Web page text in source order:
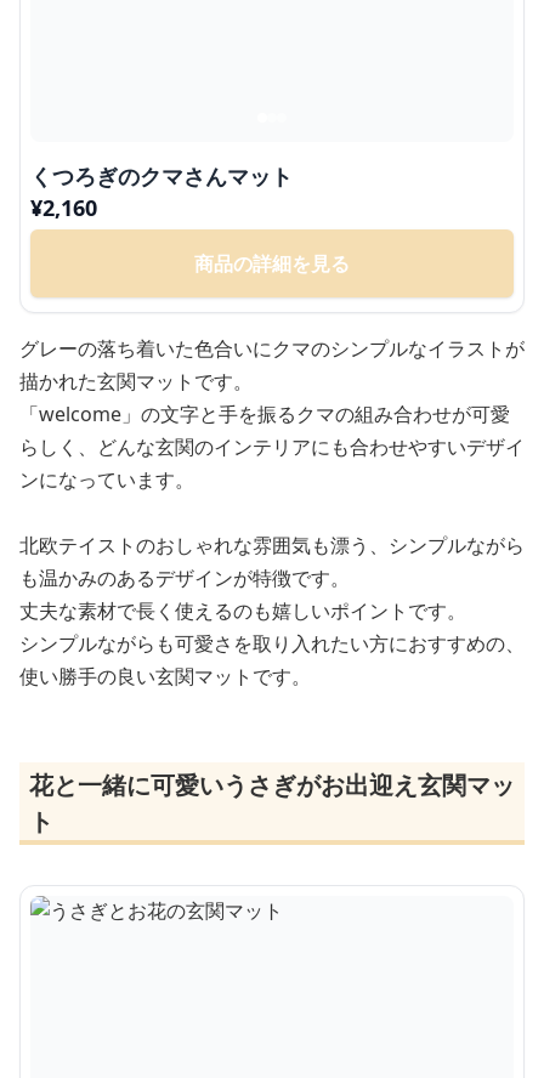
くつろぎのクマさんマット
¥2,160
商品の詳細を見る
グレーの落ち着いた色合いにクマのシンプルなイラストが
描かれた玄関マットです。
「welcome」の文字と手を振るクマの組み合わせが可愛
らしく、どんな玄関のインテリアにも合わせやすいデザイ
ンになっています。
北欧テイストのおしゃれな雰囲気も漂う、シンプルながら
も温かみのあるデザインが特徴です。
丈夫な素材で長く使えるのも嬉しいポイントです。
シンプルながらも可愛さを取り入れたい方におすすめの、
使い勝手の良い玄関マットです。
花と一緒に可愛いうさぎがお出迎え玄関マッ
ト